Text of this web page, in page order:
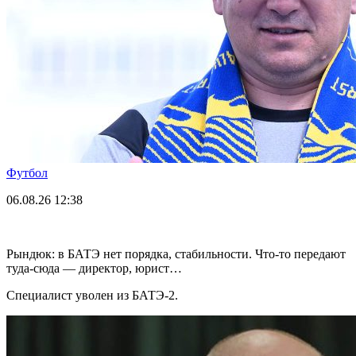
Футбол
06.08.26 12:38
Рындюк: в БАТЭ нет порядка, стабильности. Что-то передают
туда-сюда — директор, юрист…
Специалист уволен из БАТЭ-2.